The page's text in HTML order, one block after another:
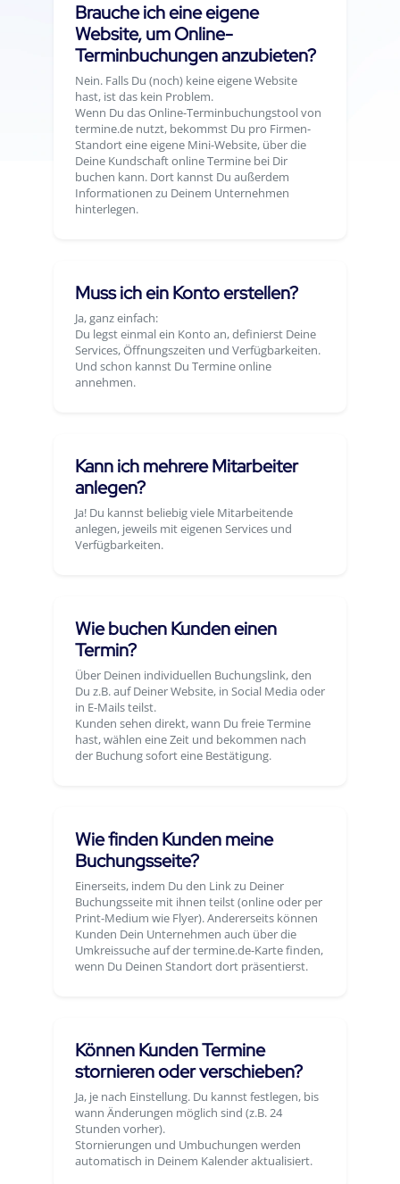
Brauche ich eine eigene
Website, um Online-
Terminbuchungen anzubieten?
Nein. Falls Du (noch) keine eigene Website
hast, ist das kein Problem.
Wenn Du das Online-Terminbuchungstool von
termine.de nutzt, bekommst Du pro Firmen-
Standort eine eigene Mini-Website, über die
Deine Kundschaft online Termine bei Dir
buchen kann. Dort kannst Du außerdem
Informationen zu Deinem Unternehmen
hinterlegen.
Muss ich ein Konto erstellen?
Ja, ganz einfach:
Du legst einmal ein Konto an, definierst Deine
Services, Öffnungszeiten und Verfügbarkeiten.
Und schon kannst Du Termine online
annehmen.
Kann ich mehrere Mitarbeiter
anlegen?
Ja! Du kannst beliebig viele Mitarbeitende
anlegen, jeweils mit eigenen Services und
Verfügbarkeiten.
Wie buchen Kunden einen
Termin?
Über Deinen individuellen Buchungslink, den
Du z.B. auf Deiner Website, in Social Media oder
in E-Mails teilst.
Kunden sehen direkt, wann Du freie Termine
hast, wählen eine Zeit und bekommen nach
der Buchung sofort eine Bestätigung.
Wie finden Kunden meine
Buchungsseite?
Einerseits, indem Du den Link zu Deiner
Buchungsseite mit ihnen teilst (online oder per
Print-Medium wie Flyer). Andererseits können
Kunden Dein Unternehmen auch über die
Umkreissuche auf der termine.de-Karte finden,
wenn Du Deinen Standort dort präsentierst.
Können Kunden Termine
stornieren oder verschieben?
Ja, je nach Einstellung. Du kannst festlegen, bis
wann Änderungen möglich sind (z.B. 24
Stunden vorher).
Stornierungen und Umbuchungen werden
automatisch in Deinem Kalender aktualisiert.